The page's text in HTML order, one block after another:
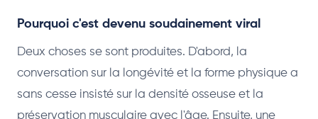
Pourquoi c'est devenu soudainement viral
Deux choses se sont produites. D'abord, la
conversation sur la longévité et la forme physique a
sans cesse insisté sur la densité osseuse et la
préservation musculaire avec l'âge. Ensuite, une